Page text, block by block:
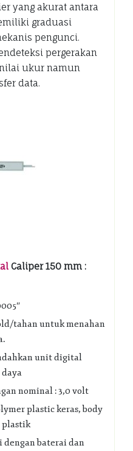
yang akurat antara
graduasi
pengunci.
pergerakan
ukur namun
data.
Caliper 150 mm :
tahan untuk menahan
unit digital
nominal : 3,0 volt
plastic keras, body
plastik
baterai dan